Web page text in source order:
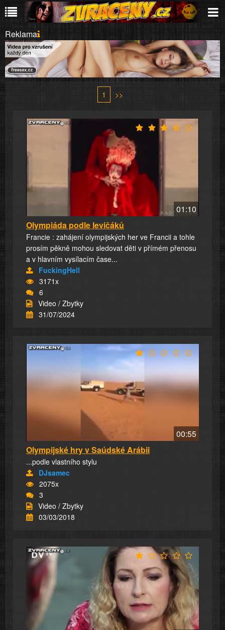
Reklama
1 >>
01:10
Olympiáda podle levičáků
Francie : zahájení olympijských her ve Francii a tohle
prosím pěkně mohou sledovat děti v přímém přenosu
a v hlavním vysílacím čase...
FuckingHell
3171x
6
Video / Zbytky
31/07/2024
00:55
Olympijské hry v Saúdské Arábii
...podle vlastního stylu
DJsamec
2075x
3
Video / Zbytky
03/03/2018